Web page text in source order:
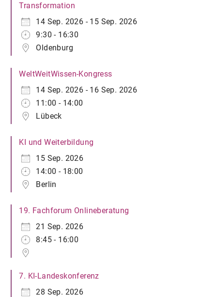
Transformation
14 Sep. 2026 - 15 Sep. 2026
9:30 - 16:30
Oldenburg
WeltWeitWissen-Kongress
14 Sep. 2026 - 16 Sep. 2026
11:00 - 14:00
Lübeck
KI und Weiterbildung
15 Sep. 2026
14:00 - 18:00
Berlin
19. Fachforum Onlineberatung
21 Sep. 2026
8:45 - 16:00
7. KI-Landeskonferenz
28 Sep. 2026